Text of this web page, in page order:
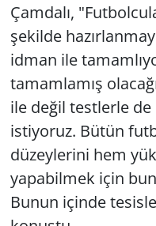
Çamdalı,
şekilde
idman ile
tamamlamış
ile değil testlerle
istiyoruz. Bütün
düzeylerini hem
yapabilmek için
Bunun içinde